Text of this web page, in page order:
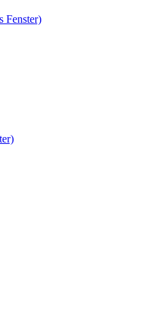
Fenster)